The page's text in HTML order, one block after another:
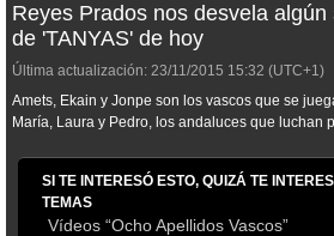
Reyes Prados nos desvela algún
de 'TANYAS' de hoy
Última actualización: 23/11/2015 15:32 (UTC+1)
Amets, Ekain y Jonpe son los vascos que se
María, Laura y Pedro, los andaluces que luchan
SI TE INTERESÓ ESTO, QUIZÁ TE
TEMAS
Vídeos “Ocho Apellidos Vascos”